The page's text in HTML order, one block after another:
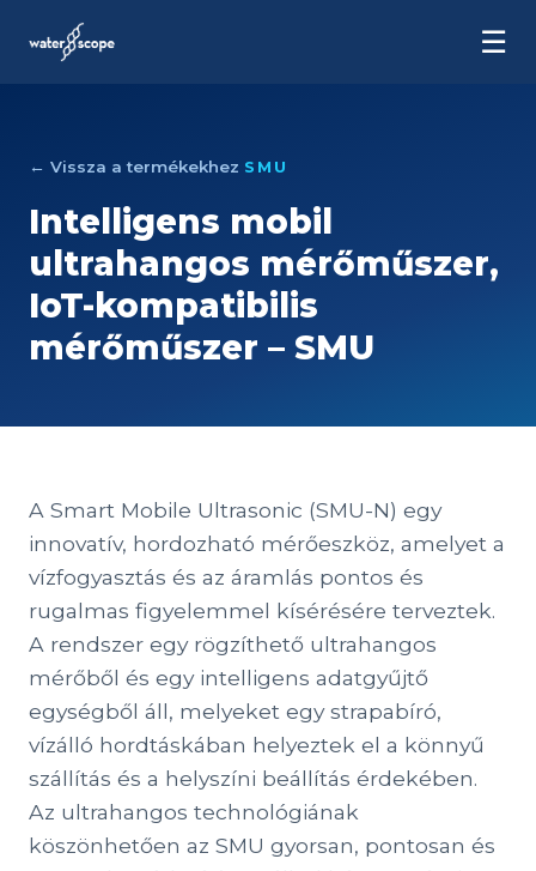
☰
← Vissza a termékekhez SMU
Intelligens mobil
ultrahangos mérőműszer,
IoT-kompatibilis
mérőműszer – SMU
A Smart Mobile Ultrasonic (SMU-N) egy
innovatív, hordozható mérőeszköz, amelyet a
vízfogyasztás és az áramlás pontos és
rugalmas figyelemmel kísérésére terveztek.
A rendszer egy rögzíthető ultrahangos
mérőből és egy intelligens adatgyűjtő
egységből áll, melyeket egy strapabíró,
vízálló hordtáskában helyeztek el a könnyű
szállítás és a helyszíni beállítás érdekében.
Az ultrahangos technológiának
köszönhetően az SMU gyorsan, pontosan és